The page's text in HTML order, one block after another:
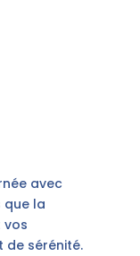
avec
que la
vos
de sérénité.